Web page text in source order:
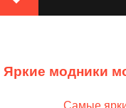
Яркие модники